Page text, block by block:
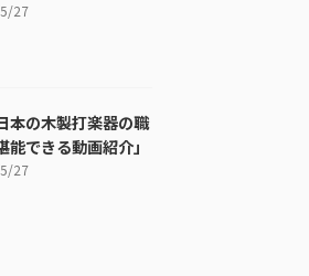
27
本の木製打楽器の職
能できる動画紹介」
27